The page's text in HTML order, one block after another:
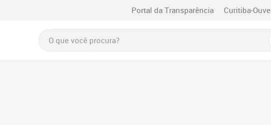
Portal da Transparência Curitiba-Ouve